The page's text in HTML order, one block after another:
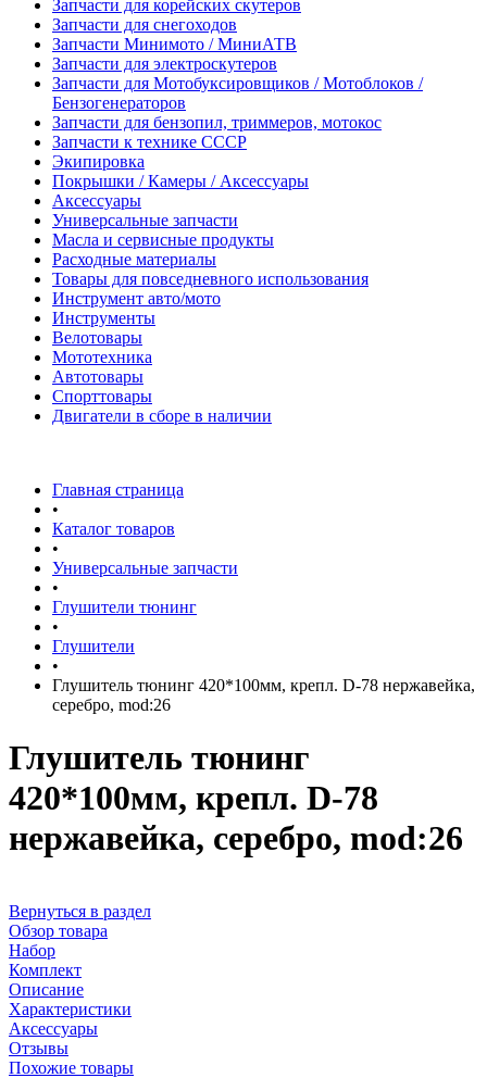
Запчасти для корейских скутеров
Запчасти для снегоходов
Запчасти Минимото / МиниАТВ
Запчасти для электроскутеров
Запчасти для Мотобуксировщиков / Мотоблоков /
Бензогенераторов
Запчасти для бензопил, триммеров, мотокос
Запчасти к технике СССР
Экипировка
Покрышки / Камеры / Аксессуары
Аксессуары
Универсальные запчасти
Масла и сервисные продукты
Расходные материалы
Товары для повседневного использования
Инструмент авто/мото
Инструменты
Велотовары
Мототехника
Автотовары
Спорттовары
Двигатели в сборе в наличии
Главная страница
•
Каталог товаров
•
Универсальные запчасти
•
Глушители тюнинг
•
Глушители
•
Глушитель тюнинг 420*100мм, крепл. D-78 нержавейка,
серебро, mod:26
Глушитель тюнинг
420*100мм, крепл. D-78
нержавейка, серебро, mod:26
Вернуться в раздел
Обзор товара
Набор
Комплект
Описание
Характеристики
Аксессуары
Отзывы
Похожие товары